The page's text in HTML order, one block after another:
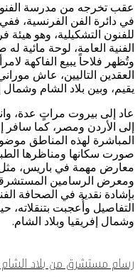
عقب تخرجه من مدرسة
للفنون التشكيلية، وهو
الفنية العامة، لوحة مائية
وتُظهر فلاحاً يبيع الفاكهة
العقدين التاليين، عاش
يقيم، وبين بلاد الشام وشمال
عاد إلى بيروت مراتٍ عدة،
إلى الأردن ومصر، كما سافر
المباشرة لهذه المناطق
صورت سكانها ومناظرها
معارض مهمة في باريس، مثل
ومعرض الرسامين
بإشادة نقدية في الصحافة
التفاصيل وأُعجبت
وشمال إفريقيا وبلاد الشام.
رسام مستشرق من بلاد